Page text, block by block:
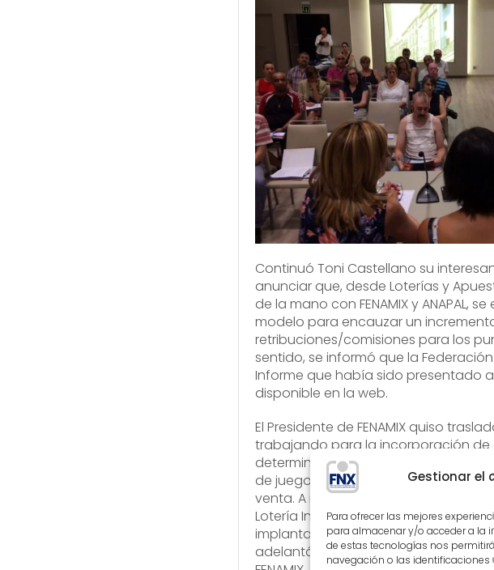
Gestionar el
Para ofrecer las mejores
para almacenar y/o acceder a la
de estas tecnologías nos
navegación o las identificaciones
Continuó Toni Castellano su
anunciar que, desde Loterías y
de la mano con FENAMIX y ANAPAL,
modelo para encauzar un
retribuciones/comisiones para los
sentido, se informó que la
Informe que había sido presentado
disponible en la web.
El Presidente de FENAMIX quiso
trabajando para la incorporación
determinados juegos, así como
de juegos para su comercialización
venta. A raíz de esto, se informó que
Lotería Instantánea desde la
implantación se espera para verano
adelantó la Sra. Presidenta de SELAE